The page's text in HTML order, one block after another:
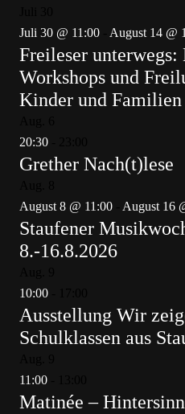
Juli 30 @ 11:00
August 14 @
Freileser unterwegs:
Workshops und
Kinder und Familien
20:30
Grether Nach(t)lese
August 8 @ 11:00
August 16
Staufener
8.-16.8.2026
10:00
Ausstellung Wir
Schulklassen aus
11:00
Matinée – Hintersinn